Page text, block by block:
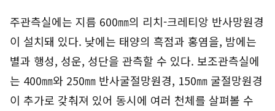
주관측실에는 지름 600㎜의 리치-크레티앙 반사망원경
이 설치돼 있다. 낮에는 태양의 흑점과 홍염을, 밤에는
별과 행성, 성운, 성단을 관측할 수 있다. 보조관측실에
는 400㎜와 250㎜ 반사굴절망원경, 150㎜ 굴절망원경
이 추가로 갖춰져 있어 동시에 여러 천체를 살펴볼 수